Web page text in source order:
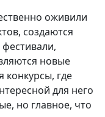
оживили
создаются
новые
конкурсы, где
для него
но главное, что